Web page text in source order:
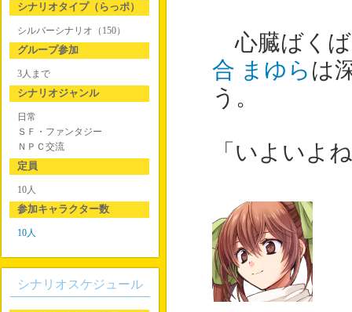
心臓ばくば
合 まゆら は
う。
「いよいよ
シナリオタイプ（らっポ）
シルバーシナリオ（150）
グループ参加
3人まで
シナリオジャンル
日常
ＳＦ・ファンタジー
ＮＰＣ交流
定員
10人
参加キャラクター数
10人
シナリオスケジュール